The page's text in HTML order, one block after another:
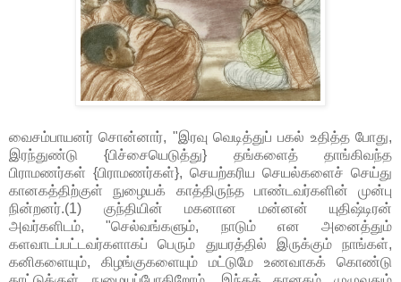
வைசம்பாயனர் சொன்னார், "இரவு வெடித்துப் பகல் உதித்த போது,
இரந்துண்டு {பிச்சையெடுத்து} தங்களைத் தாங்கிவந்த
பிராமணர்கள் {பிராமணர்கள்}, செயற்கரிய செயல்களைச் செய்து
கானகத்திற்குள் நுழையக் காத்திருந்த பாண்டவர்களின் முன்பு
நின்றனர்.(1) குந்தியின் மகனான மன்னன் யுதிஷ்டிரன்
அவர்களிடம், "செல்வங்களும், நாடும் என அனைத்தும்
களவாடப்பட்டவர்களாகப் பெரும் துயரத்தில் இருக்கும் நாங்கள்,
கனிகளையும், கிழங்குகளையும் மட்டுமே உணவாகக் கொண்டு